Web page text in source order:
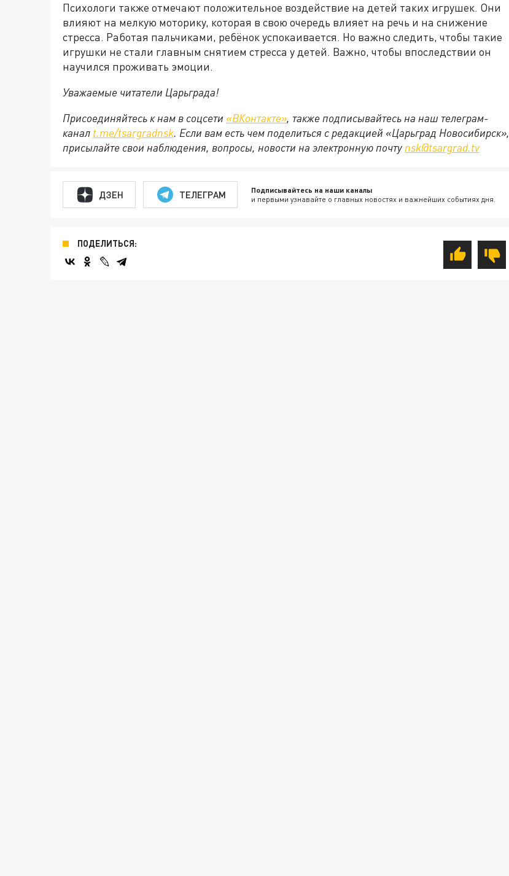
Психологи также отмечают положительное воздействие на детей таких игрушек. Они
влияют на мелкую моторику, которая в свою очередь влияет на речь и на снижение
стресса. Работая пальчиками, ребёнок успокаивается. Но важно следить, чтобы такие
игрушки не стали главным снятием стресса у детей. Важно, чтобы впоследствии он
научился проживать эмоции.
Уважаемые читатели Царьграда!
Присоединяйтесь к нам в соцсети «ВКонтакте», также подписывайтесь на наш телеграм-
канал t.me/tsargradnsk. Если вам есть чем поделиться с редакцией «Царьград Новосибирск»,
присылайте свои наблюдения, вопросы, новости на электронную почту nsk@tsargrad.tv
ДЗЕН ТЕЛЕГРАМ Подписывайтесь на наши каналы
и первыми узнавайте о главных новостях и важнейших событиях дня.
ПОДЕЛИТЬСЯ: